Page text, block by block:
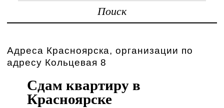
Поиск
Адреса Красноярска, организации по
адресу Кольцевая 8
Сдам квартиру в
Красноярске